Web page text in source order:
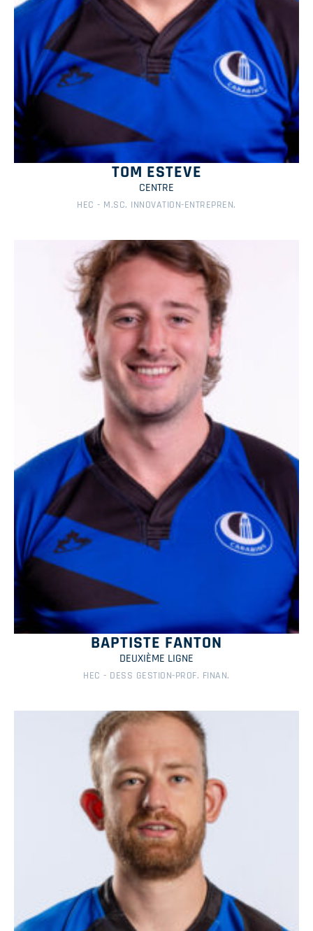
TOM ESTEVE
CENTRE
HEC - M.SC. INNOVATION-ENTREPREN.
BAPTISTE FANTON
DEUXIÈME LIGNE
HEC - DESS GESTION-PROF. FINAN.